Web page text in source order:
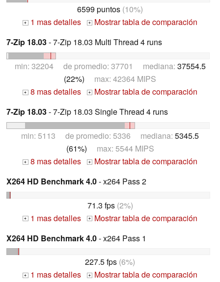
6599 puntos (10%)
+ 1 mas detalles +
Mostrar tabla de comparación
7-Zip 18.03- 7-Zip 18.03 Multi Thread 4 runs
min: 32204 de promedio: 37701 mediana: 37554.5
(22%) max: 42364 MIPS
+ 8 mas detalles +
Mostrar tabla de comparación
7-Zip 18.03- 7-Zip 18.03 Single Thread 4 runs
min: 5113 de promedio: 5336 mediana: 5345.5
(61%) max: 5544 MIPS
+ 8 mas detalles +
Mostrar tabla de comparación
X264 HD Benchmark 4.0- x264 Pass 2
71.3 fps(2%)
+ 1 mas detalles +
Mostrar tabla de comparación
X264 HD Benchmark 4.0- x264 Pass 1
227.5 fps (6%)
+ 1 mas detalles +
Mostrar tabla de comparación